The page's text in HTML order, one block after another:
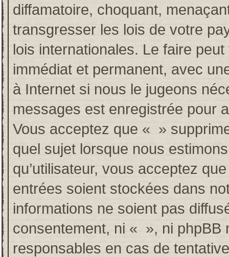
diffamatoire, choquant,
transgresser les lois de votre
lois internationales. Le faire
immédiat et permanent, avec
à Internet si nous le jugeons
messages est enregistrée pour
Vous acceptez que « »
quel sujet lorsque nous
qu’utilisateur, vous acceptez
entrées soient stockées dans
informations ne soient pas
consentement, ni « », ni phpBB
responsables en cas de